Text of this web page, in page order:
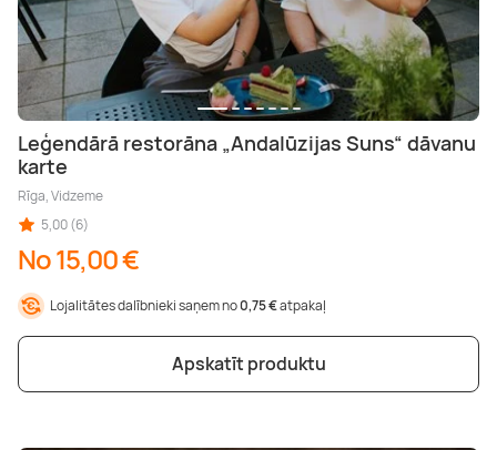
Leģendārā restorāna „Andalūzijas Suns“ dāvanu
karte
Rīga, Vidzeme
5,00 (6)
No 15,00 €
Lojalitātes dalībnieki saņem no0,75 €atpakaļ
Apskatīt produktu